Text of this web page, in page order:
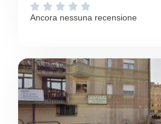
    
Ancora nessuna recensione